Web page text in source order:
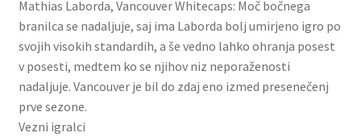
Mathias Laborda, Vancouver Whitecaps: Moč bočnega
branilca se nadaljuje, saj ima Laborda bolj umirjeno igro po
svojih visokih standardih, a še vedno lahko ohranja posest
v posesti, medtem ko se njihov niz neporaženosti
nadaljuje. Vancouver je bil do zdaj eno izmed presenečenj
prve sezone.
Vezni igralci